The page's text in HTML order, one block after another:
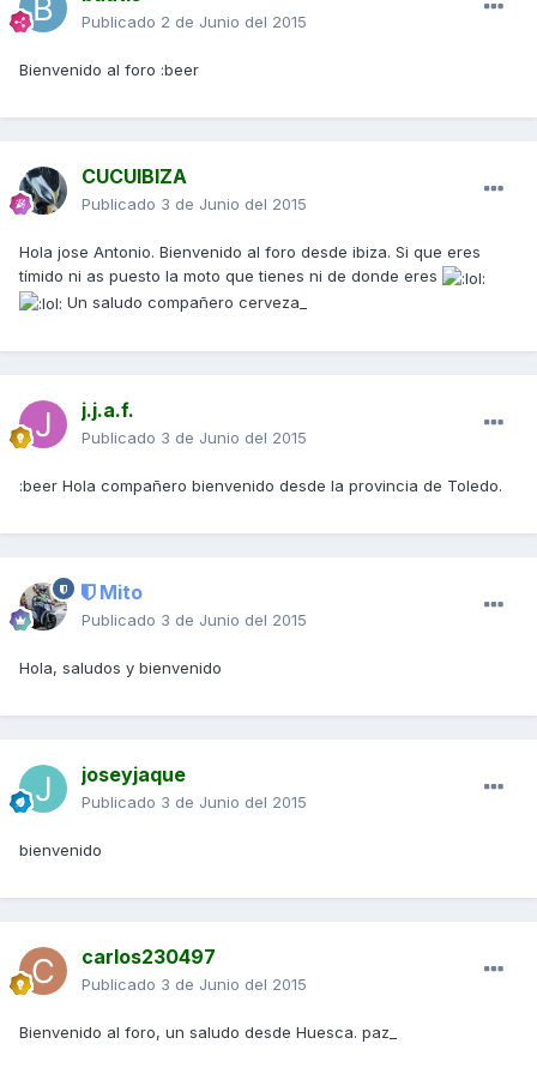
Publicado 2 de Junio del 2015
Bienvenido al foro :beer
CUCUIBIZA
Publicado 3 de Junio del 2015
Hola jose Antonio. Bienvenido al foro desde ibiza. Si que eres
tímido ni as puesto la moto que tienes ni de donde eres
Un saludo compañero cerveza_
j.j.a.f.
Publicado 3 de Junio del 2015
:beer Hola compañero bienvenido desde la provincia de Toledo.
Mito
Publicado 3 de Junio del 2015
Hola, saludos y bienvenido
joseyjaque
Publicado 3 de Junio del 2015
bienvenido
carlos230497
Publicado 3 de Junio del 2015
Bienvenido al foro, un saludo desde Huesca. paz_